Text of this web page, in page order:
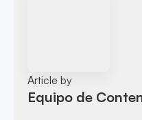
Article by
Equipo de